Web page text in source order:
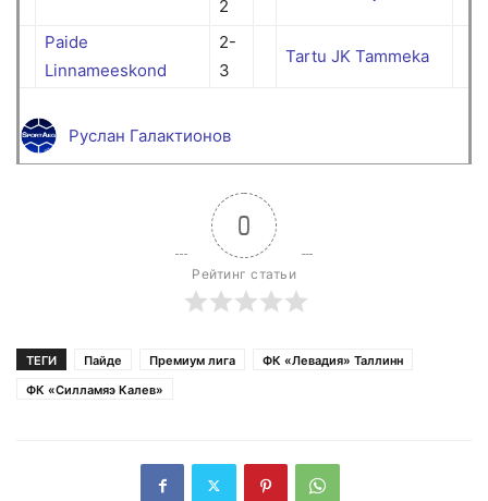
2
Paide
Linnameeskond
2-
3
Tartu JK Tammeka
Руслан Галактионов
0
Рейтинг статьи
ТЕГИ Пайде Премиум лига
ФК «Левадия» Таллинн
ФК «Силламяэ Калев»